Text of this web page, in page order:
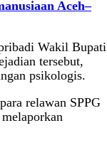
Aceh–
Wakil Bupati
tersebut,
psikologis.
relawan SPPG